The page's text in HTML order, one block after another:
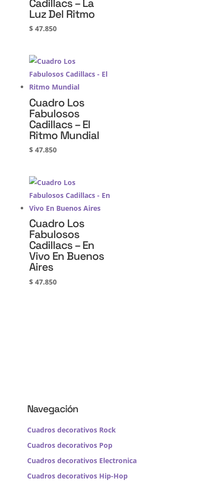
Cadillacs – La
Luz Del Ritmo
$47.850
Cuadro Los
Fabulosos
Cadillacs – El
Ritmo Mundial
$47.850
Cuadro Los
Fabulosos
Cadillacs – En
Vivo En Buenos
Aires
$47.850
Navegación
Cuadros decorativos Rock
Cuadros decorativos Pop
Cuadros decorativos Electronica
Cuadros decorativos Hip-Hop